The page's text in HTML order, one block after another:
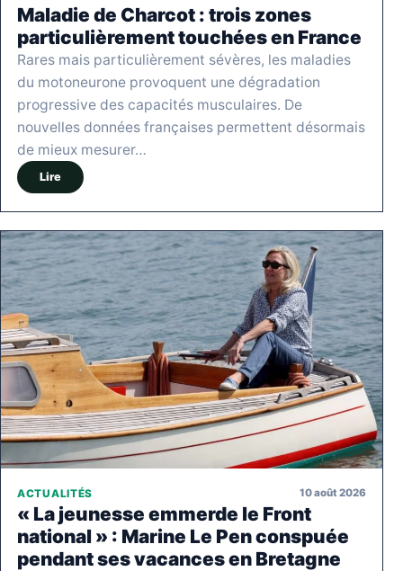
Maladie de Charcot : trois zones
particulièrement touchées en France
Rares mais particulièrement sévères, les maladies
du motoneurone provoquent une dégradation
progressive des capacités musculaires. De
nouvelles données françaises permettent désormais
de mieux mesurer…
Lire
ACTUALITÉS 10 août 2026
« La jeunesse emmerde le Front
national » : Marine Le Pen conspuée
pendant ses vacances en Bretagne